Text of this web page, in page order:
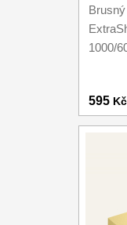
1000/
595 Kč